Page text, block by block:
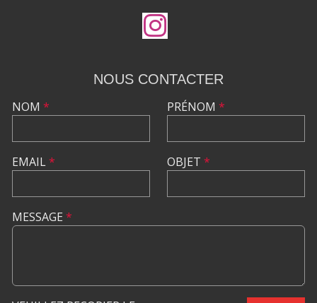
NOUS CONTACTER
NOM *
EMAIL*
PRÉNOM *
OBJET *
MESSAGE *